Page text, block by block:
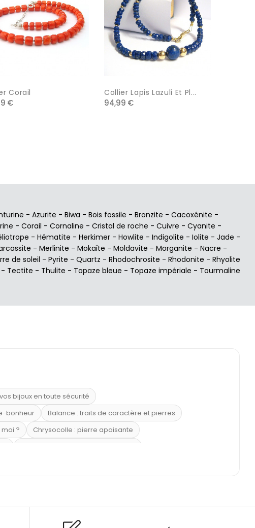
Corail
€
Collier Lapis Lazuli Et Pl...
94,99 €
- Azurite - Biwa - Bois fossile - Bronzite - Cacoxénite -
- Corail - Cornaline - Cristal de roche - Cuivre - Cyanite -
- Hématite - Herkimer - Howlite - Indigolite - Iolite - Jade -
- Merlinite - Mokaïte - Moldavite - Morganite - Nacre -
de soleil - Pyrite - Quartz - Rhodochrosite - Rhodonite - Rhyolite
- Tectite - Thulite - Topaze bleue - Topaze impériale - Tourmaline
bijoux en toute sécurité
bonheur
Balance : traits de caractère et pierres
?
Chrysocolle : pierre apaisante